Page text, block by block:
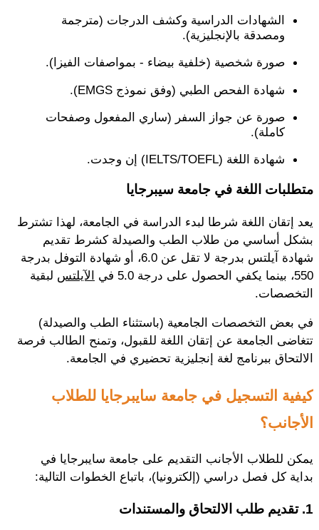
الشهادات الدراسية وكشف الدرجات (مترجمة
ومصدقة بالإنجليزية).
صورة شخصية (خلفية بيضاء - بمواصفات الفيزا).
شهادة الفحص الطبي (وفق نموذج EMGS).
صورة عن جواز السفر (ساري المفعول وصفحات
كاملة).
شهادة اللغة (IELTS/TOEFL) إن وجدت.
متطلبات اللغة في جامعة سيبرجايا
يعد إتقان اللغة شرطا لبدء الدراسة في الجامعة، لهذا تشترط
بشكل أساسي من طلاب الطب والصيدلة كشرط تقديم
شهادة آيلتس بدرجة لا تقل عن 6.0، أو شهادة التوفل بدرجة
550، بينما يكفي الحصول على درجة 5.0 في
الآيلتس لبقية
التخصصات.
في بعض التخصصات الجامعية (باستثناء الطب والصيدلة)
تتغاضى الجامعة عن إتقان اللغة للقبول، وتمنح الطالب فرصة
الالتحاق ببرنامج لغة إنجليزية تحضيري في الجامعة.
كيفية التسجيل في جامعة سايبرجايا للطلاب
الأجانب؟
يمكن للطلاب الأجانب التقديم على جامعة سايبرجايا في
بداية كل فصل دراسي (إلكترونيا)، باتباع الخطوات التالية:
1. تقديم طلب الالتحاق والمستندات